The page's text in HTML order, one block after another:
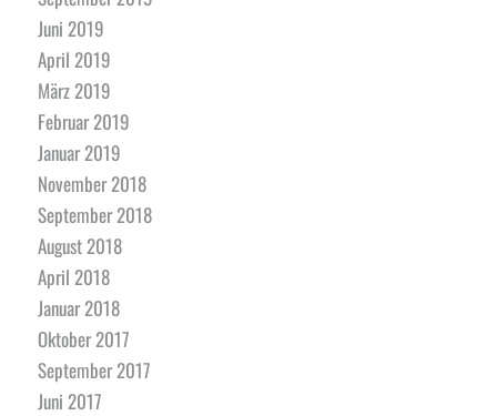
Juni 2019
April 2019
März 2019
Februar 2019
Januar 2019
November 2018
September 2018
August 2018
April 2018
Januar 2018
Oktober 2017
September 2017
Juni 2017